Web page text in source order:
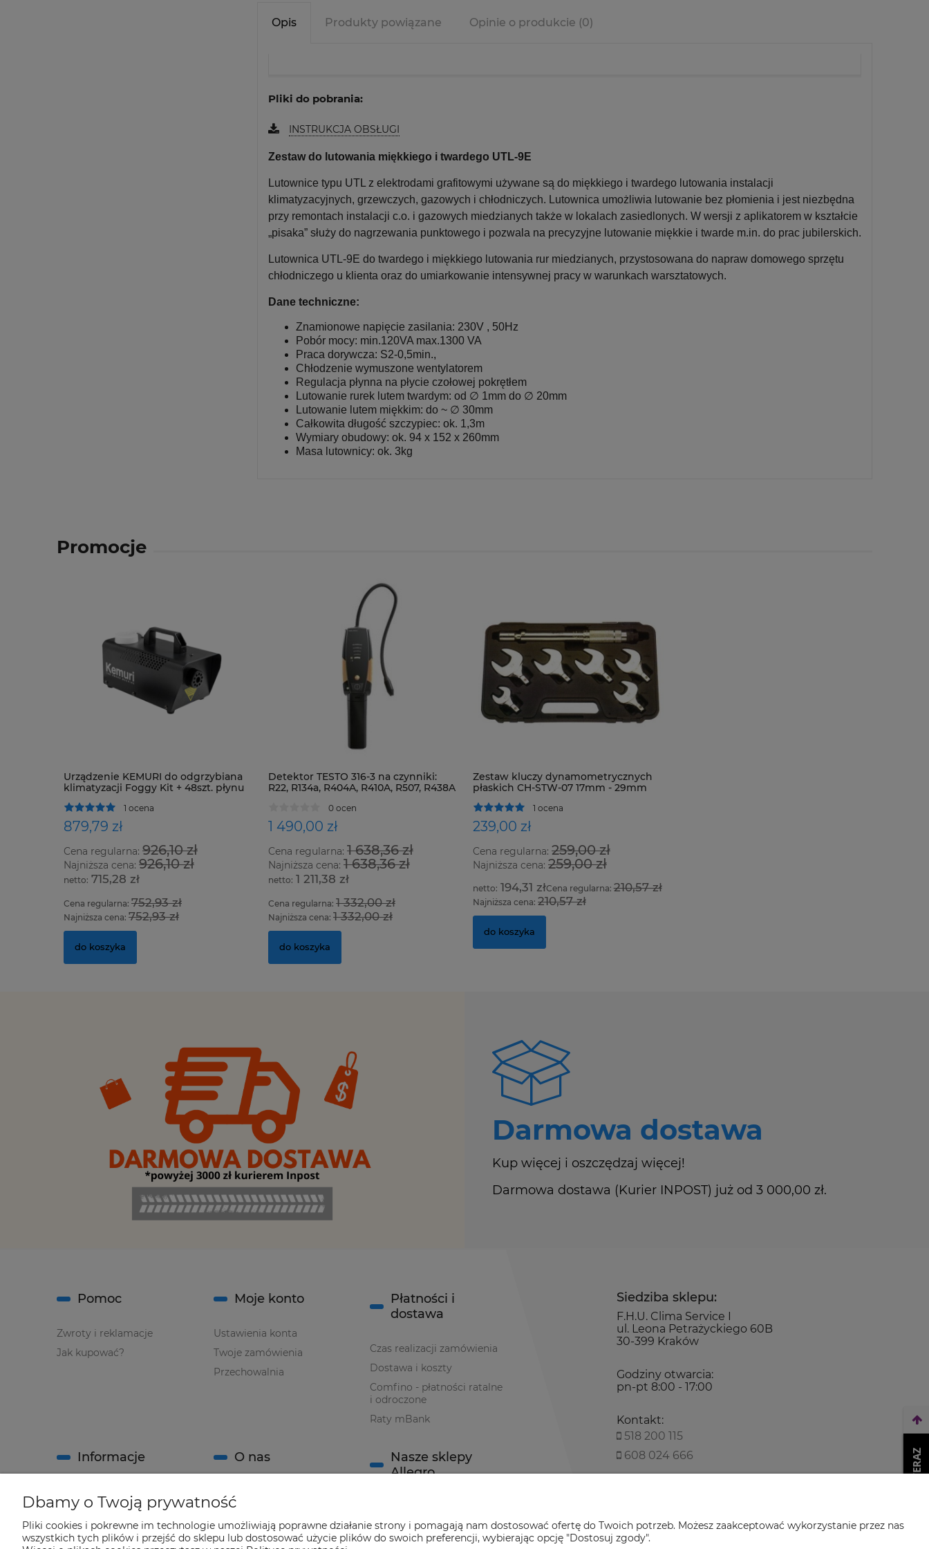
Opis Produkty powiązane Opinie o produkcie (0)
Pliki do pobrania:
INSTRUKCJA OBSŁUGI
Zestaw do lutowania miękkiego i twardego UTL-9E
Lutownice typu UTL z elektrodami grafitowymi używane są do miękkiego i twardego lutowania instalacji
klimatyzacyjnych, grzewczych, gazowych i chłodniczych. Lutownica umożliwia lutowanie bez płomienia i jest niezbędna
przy remontach instalacji c.o. i gazowych miedzianych także w lokalach zasiedlonych. W wersji z aplikatorem w kształcie
„pisaka” służy do nagrzewania punktowego i pozwala na precyzyjne lutowanie miękkie i twarde m.in. do prac jubilerskich.
Lutownica UTL-9E do twardego i miękkiego lutowania rur miedzianych, przystosowana do napraw domowego sprzętu
chłodniczego u klienta oraz do umiarkowanie intensywnej pracy w warunkach warsztatowych.
Dane techniczne:
Znamionowe napięcie zasilania: 230V , 50Hz
Pobór mocy: min.120VA max.1300 VA
Praca dorywcza: S2-0,5min.,
Chłodzenie wymuszone wentylatorem
Regulacja płynna na płycie czołowej pokrętłem
Lutowanie rurek lutem twardym: od ∅ 1mm do ∅ 20mm
Lutowanie lutem miękkim: do ~ ∅ 30mm
Całkowita długość szczypiec: ok. 1,3m
Wymiary obudowy: ok. 94 x 152 x 260mm
Masa lutownicy: ok. 3kg
Promocje
Urządzenie KEMURI do odgrzybiana
klimatyzacji Foggy Kit + 48szt. płynu
1 ocena
879,79 zł
Cena regularna: 926,10 zł
Najniższa cena: 926,10 zł
715,28 zł
Cena regularna: 752,93 zł
Najniższa cena: 752,93 zł
do koszyka
Detektor TESTO 316-3 na czynniki:
R22, R134a, R404A, R410A, R507, R438A
0 ocen
1 490,00 zł
Cena regularna: 1 638,36 zł
Najniższa cena: 1 638,36 zł
1 211,38 zł
Cena regularna: 1 332,00 zł
Najniższa cena: 1 332,00 zł
do koszyka
Zestaw kluczy dynamometrycznych
płaskich CH-STW-07 17mm - 29mm
1 ocena
239,00 zł
Cena regularna: 259,00 zł
Najniższa cena: 259,00 zł
194,31 złCena regularna:210,57 zł
Najniższa cena: 210,57 zł
do koszyka
Darmowa dostawa
Kup więcej i oszczędzaj więcej!
Darmowa dostawa (Kurier INPOST) już od 3 000,00 zł.
Siedziba sklepu:
F.H.U. Clima Service I
ul. Leona Petrażyckiego 60B
30-399 Kraków
Godziny otwarcia:
pn-pt 8:00 - 17:00
Kontakt:
518 200 115
608 024 666
Pomoc
Zwroty i reklamacje
Jak kupować?
Moje konto
Ustawienia konta
Twoje zamówienia
Przechowalnia
Płatności i
dostawa
Czas realizacji zamówienia
Dostawa i koszty
Comfino - płatności ratalne
i odroczone
Raty mBank
Informacje
Polityka prywatności
System Rabatowy sklepu
"Climatools"
O nas
O firmie
Nasze sklepy
Allegro
Sklep Allegro nr 2
WEŹ LEASING TERAZ
Dbamy o Twoją prywatność
Pliki cookies i pokrewne im technologie umożliwiają poprawne działanie strony i pomagają nam dostosować ofertę do Twoich potrzeb. Możesz zaakceptować wykorzystanie przez nas
wszystkich tych plików i przejść do sklepu lub dostosować użycie plików do swoich preferencji, wybierając opcję "Dostosuj zgody".